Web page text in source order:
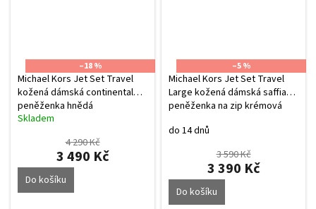
–18 %
Michael Kors Jet Set Travel
kožená dámská continental
peněženka hnědá
Průměrné
5,0
Skladem
4 290 Kč
3 490 Kč
Do košíku
–5 %
Michael Kors Jet Set Travel
Large kožená dámská saffiano
peněženka na zip krémová
do 14 dnů
3 590 Kč
3 390 Kč
Do košíku